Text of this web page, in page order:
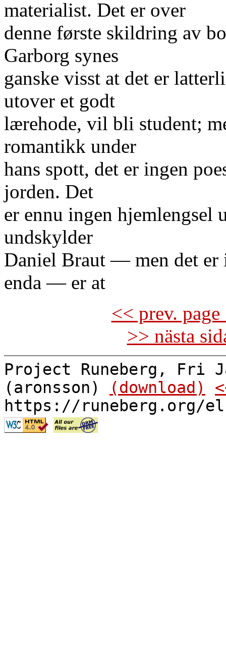
materialist. Det er over
denne første skildring av
Garborg synes
ganske visst at det er
utover et godt
lærehode, vil bli student;
romantikk under
hans spott, det er ingen
jorden. Det
er ennu ingen hjemlengsel
undskylder
Daniel Braut — men det er
enda — er at
<< prev.
>> nästa
Project Runeberg, Fri
(aronsson)
(download)
https://runeberg.org/